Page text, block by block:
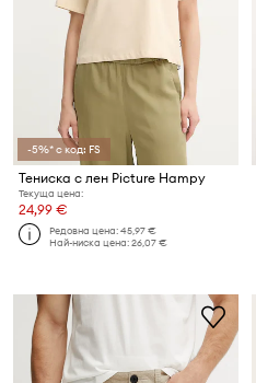
-5%* с код: FS
Тениска с лен Picture Hampy
Текуща цена:
24,99 €
Редовна цена:45,97 €
Най-ниска цена:26,07 €